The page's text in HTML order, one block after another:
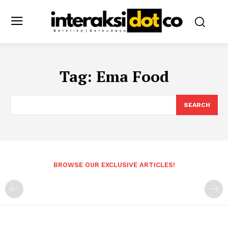
Tag: Ema Food
SEARCH
BROWSE OUR EXCLUSIVE ARTICLES!